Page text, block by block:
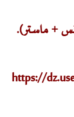
+ ماستر).
https://